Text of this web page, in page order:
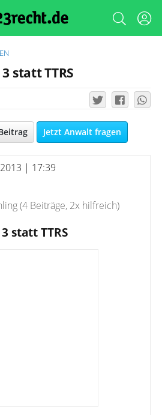
statt TTRS
Jetzt Anwalt fragen
| 17:39
(4 Beiträge, 2x hilfreich)
statt TTRS